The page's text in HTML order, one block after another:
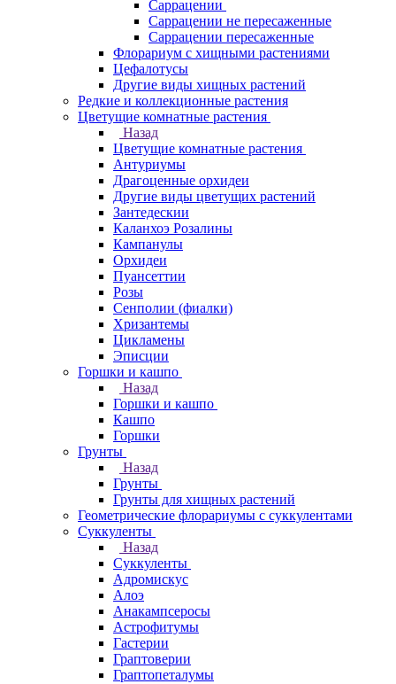
Саррацении
Саррацении не пересаженные
Саррацении пересаженные
Флорариум с хищными растениями
Цефалотусы
Другие виды хищных растений
Редкие и коллекционные растения
Цветущие комнатные растения
Назад
Цветущие комнатные растения
Антуриумы
Драгоценные орхидеи
Другие виды цветущих растений
Зантедескии
Каланхоэ Розалины
Кампанулы
Орхидеи
Пуансеттии
Розы
Сенполии (фиалки)
Хризантемы
Цикламены
Эписции
Горшки и кашпо
Назад
Горшки и кашпо
Кашпо
Горшки
Грунты
Назад
Грунты
Грунты для хищных растений
Геометрические флорариумы с суккулентами
Суккуленты
Назад
Суккуленты
Адромискус
Алоэ
Анакампсеросы
Астрофитумы
Гастерии
Граптоверии
Граптопеталумы